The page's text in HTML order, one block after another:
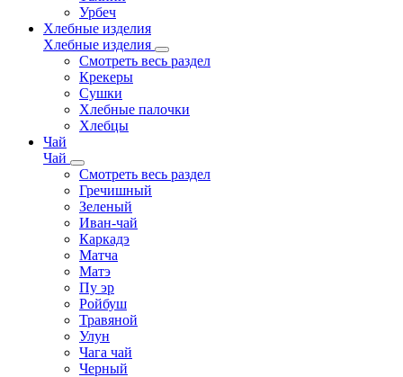
Урбеч
Хлебные изделия
Хлебные изделия
Смотреть весь раздел
Крекеры
Сушки
Хлебные палочки
Хлебцы
Чай
Чай
Смотреть весь раздел
Гречишный
Зеленый
Иван-чай
Каркадэ
Матча
Матэ
Пу эр
Ройбуш
Травяной
Улун
Чага чай
Черный